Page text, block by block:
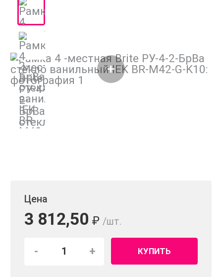
Цена
3 812,50 ₽ /шт.
- + КУПИТЬ